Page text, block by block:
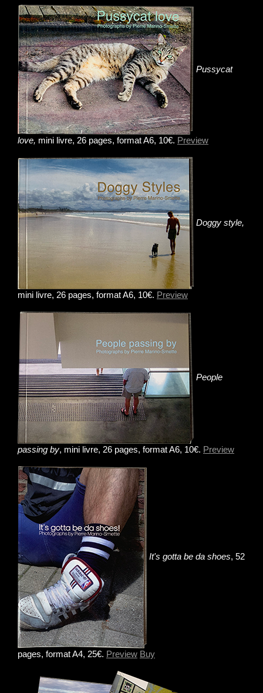
Pussycat
love, mini livre, 26 pages, format A6, 10€. Preview
Doggy style,
mini livre, 26 pages, format A6, 10€. Preview
People
passing by, mini livre, 26 pages, format A6, 10€. Preview
It's gotta be da shoes, 52
pages, format A4, 25€. Preview Buy